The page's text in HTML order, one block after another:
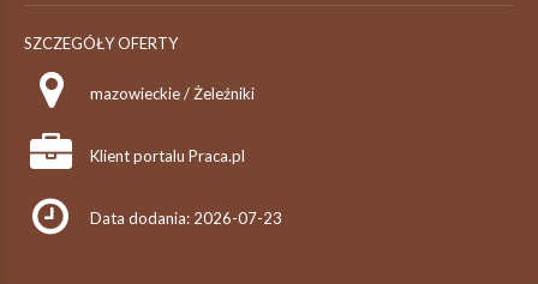
SZCZEGÓŁY OFERTY
mazowieckie / Żeleźniki
Klient portalu Praca.pl
Data dodania: 2026-07-23